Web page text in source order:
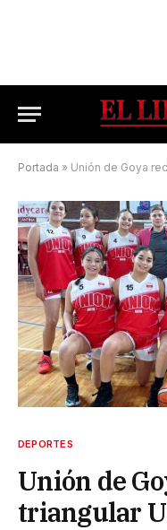
Portada » Unión de Goya
DEPORTES
Unión de
triangular